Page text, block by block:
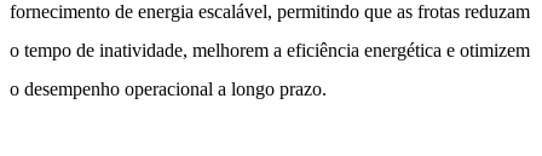
fornecimento de energia escalável, permitindo que as frotas reduzam
o tempo de inatividade, melhorem a eficiência energética e otimizem
o desempenho operacional a longo prazo.